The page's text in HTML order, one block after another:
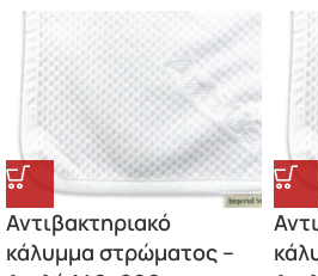
Αντιβακτηριακό
κάλυμμα στρώματος –